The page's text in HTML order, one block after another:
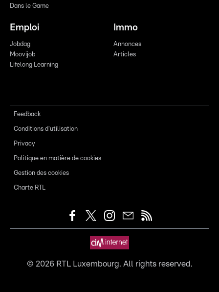
Dans le Game
Emploi
Jobdag
Moovijob
Lifelong Learning
Immo
Annonces
Articles
Feedback
Conditions d'utilisation
Privacy
Politique en matière de cookies
Gestion des cookies
Charte RTL
© 2026RTL Luxembourg. All rights reserved.